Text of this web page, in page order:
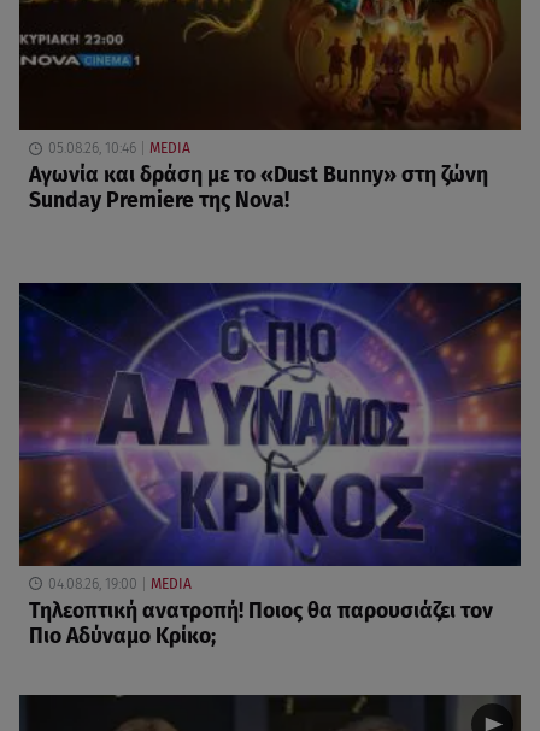
05.08.26, 10:46 MEDIA
Αγωνία και δράση με το «Dust Bunny» στη ζώνη
Sunday Premiere της Nova!
04.08.26, 19:00 MEDIA
Τηλεοπτική ανατροπή! Ποιος θα παρουσιάζει τον
Πιο Αδύναμο Κρίκο;